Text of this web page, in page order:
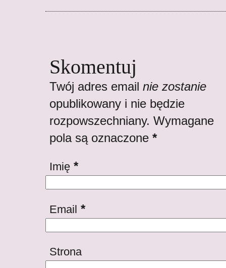
Skomentuj
Twój adres email nie zostanie
opublikowany i nie będzie
rozpowszechniany. Wymagane
pola są oznaczone *
Imię *
Email *
Strona